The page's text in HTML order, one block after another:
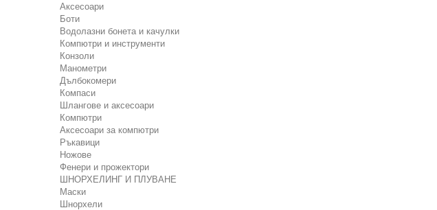
Аксесоари
Боти
Водолазни бонета и качулки
Компютри и инструменти
Конзоли
Манометри
Дълбокомери
Компаси
Шлангове и аксесоари
Компютри
Аксесоари за компютри
Ръкавици
Ножове
Фенери и прожектори
ШНОРХЕЛИНГ И ПЛУВАНЕ
Маски
Шнорхели